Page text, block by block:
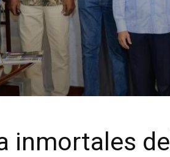
inmortales del